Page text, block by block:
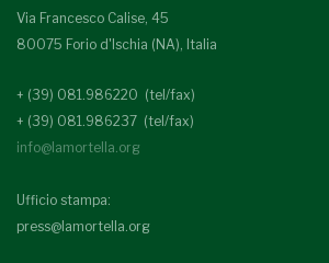
Via Francesco Calise, 45
80075 Forio d'Ischia (NA), Italia
+ (39) 081.986220 (tel/fax)
+ (39) 081.986237 (tel/fax)
info@lamortella.org
Ufficio stampa:
press@lamortella.org